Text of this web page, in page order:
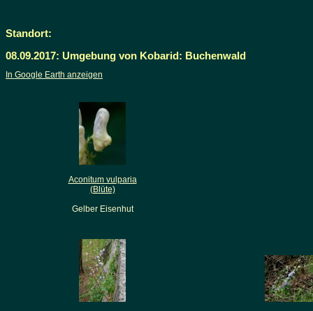
Standort:
08.09.2017: Umgebung von Kobarid: Buchenwald
In Google Earth anzeigen
Aconitum vulparia
(Blüte)
Gelber Eisenhut